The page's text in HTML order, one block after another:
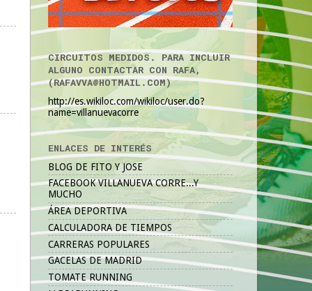
CIRCUITOS MEDIDOS. PARA INCLUIR
ALGUNO CONTACTAR CON RAFA,
(RAFAVVA@HOTMAIL.COM)
http://es.wikiloc.com/wikiloc/user.do?
name=villanuevacorre
ENLACES DE INTERÉS
BLOG DE FITO Y JOSE
FACEBOOK VILLANUEVA CORRE...Y
MUCHO
ÁREA DEPORTIVA
CALCULADORA DE TIEMPOS
CARRERAS POPULARES
GACELAS DE MADRID
TOMATE RUNNING